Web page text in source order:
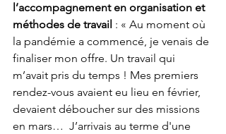
l’accompagnement en organisation et
méthodes de travail : « Au moment où
la pandémie a commencé, je venais de
finaliser mon offre. Un travail qui
m’avait pris du temps ! Mes premiers
rendez-vous avaient eu lieu en février,
devaient déboucher sur des missions
en mars…  J’arrivais au terme d'une